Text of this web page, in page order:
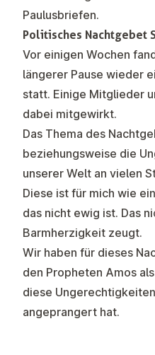
Paulusbriefen.
Politisches Nachtgebet
Vor einigen Wochen
längerer Pause wieder
statt. Einige Mitglieder
dabei mitgewirkt.
Das Thema des
beziehungsweise die
unserer Welt an vielen
Diese ist für mich wie
das nicht ewig ist. Das
Barmherzigkeit zeugt.
Wir haben für dieses
den Propheten Amos
diese
angeprangert hat.